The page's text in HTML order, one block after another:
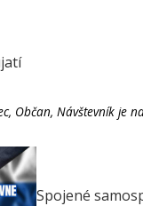
Občan, Návštevník je
Spojené